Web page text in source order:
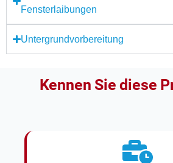
Fensterlaibungen
Untergrundvorbereitung
Kennen Sie diese